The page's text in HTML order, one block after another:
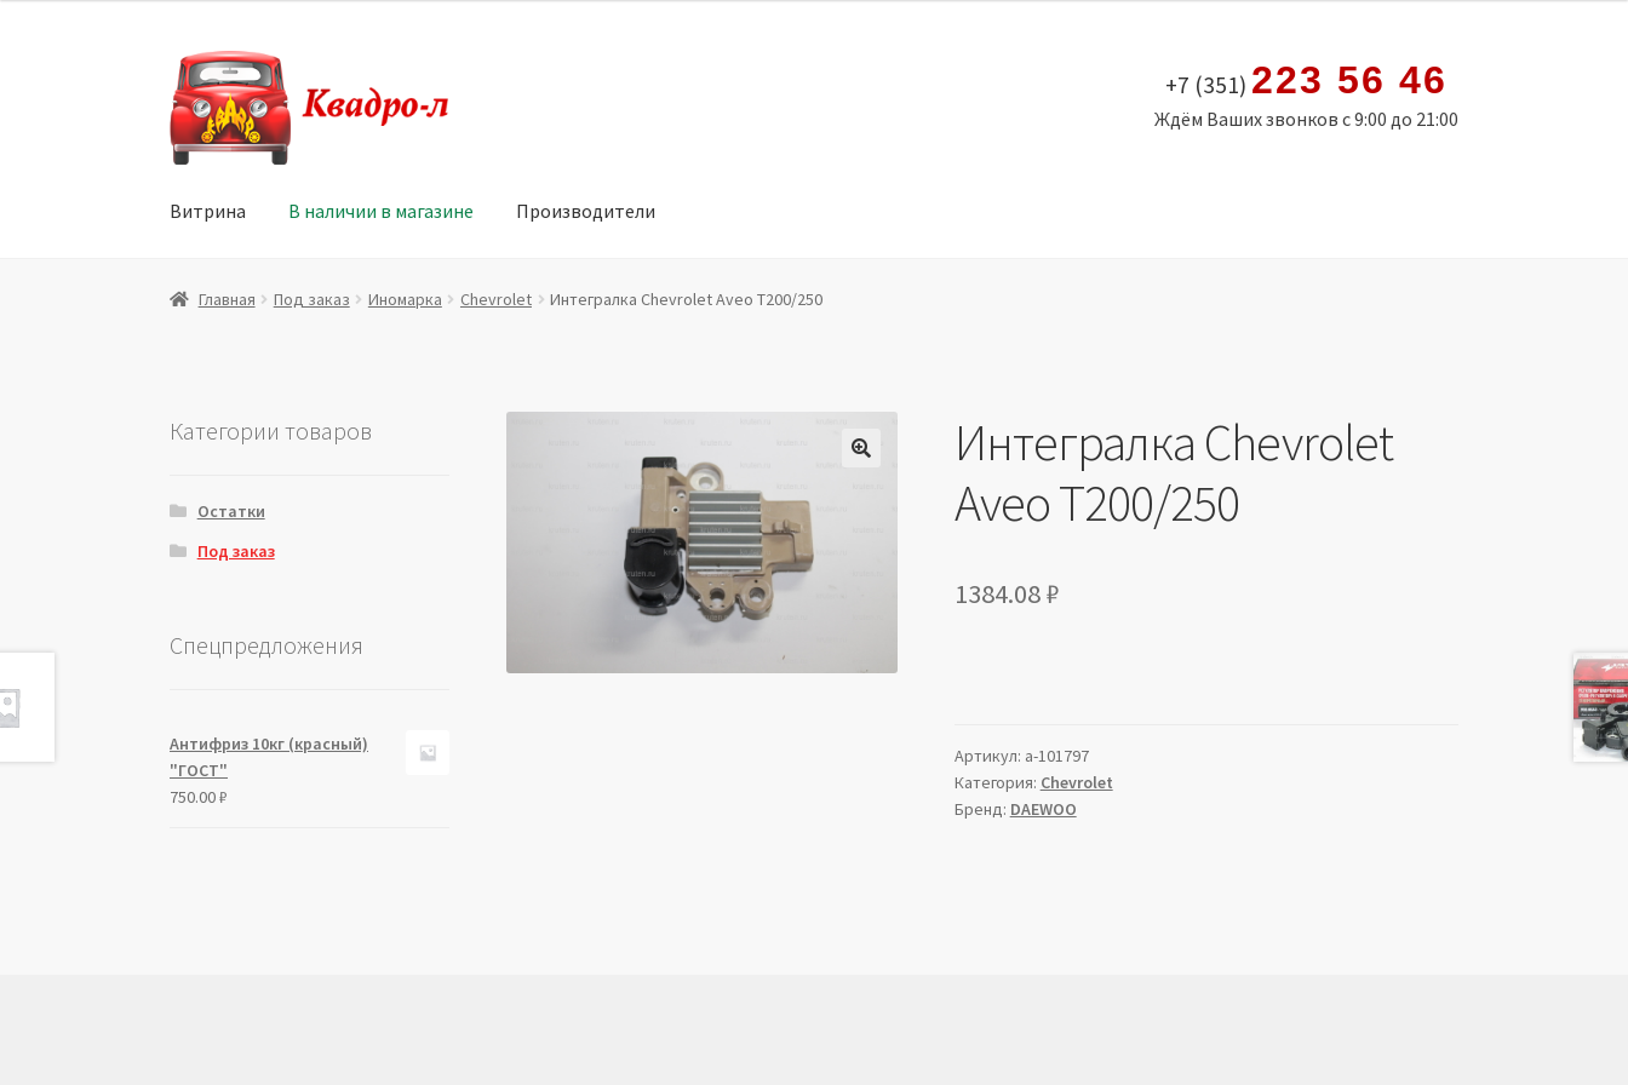
Перейти
к
навигации
Перейти
к
содержимому
+7 (351) 223 56 46
Ждём Ваших звонков с 9:00 до 21:00
Витрина В наличии в магазине Производители
Главная Витрина Мой аккаунт Политика в отношении обработки персональных данных
Главная Под заказ Иномарка Chevrolet Интегралка Chevrolet Aveo T200/250
Интегралка Chevrolet
Aveo T200/250
1384.08₽
Артикул: a-101797
Категория: Chevrolet
Бренд: DAEWOO
Категории товаров
Остатки
Под заказ
Спецпредложения
Антифриз 10кг (красный)
"ГОСТ"
750.00₽